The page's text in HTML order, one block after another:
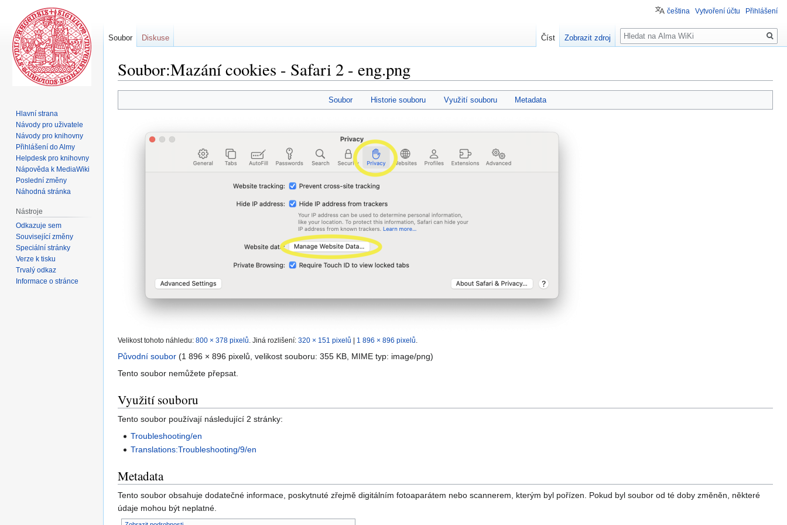
Soubor:Mazání cookies - Safari 2 - eng.png
na
na
Soubor Historie souboru Využití souboru Metadata
Velikost tohoto náhledu: 800 × 378 pixelů Jiná rozlišení: 320 × 151 pixelů 1 896 × 896 pixelů
Původní soubor (1 896 × 896 pixelů, velikost souboru: 355 KB, MIME typ: image/png)
Tento soubor nemůžete přepsat.
Využití souboru
Tento soubor používají následující 2 stránky:
Troubleshooting/en
Translations:Troubleshooting/9/en
Metadata
Tento soubor obsahuje dodatečné informace, poskytnuté zřejmě digitálním fotoaparátem nebo scannerem, kterým byl pořízen. Pokud byl soubor od té doby změněn, některé
údaje mohou být neplatné.
čeština Vytvoření účtu Přihlášení
Soubor Diskuse Číst Zobrazit zdroj
Hledat
Hlavní strana
Návody pro uživatele
Návody pro knihovny
Přihlášení do Almy
Helpdesk pro knihovny
Nápověda k MediaWiki
Poslední změny
Náhodná stránka
Nástroje
Odkazuje sem
Související změny
Speciální stránky
Verze k tisku
Trvalý odkaz
Informace o stránce